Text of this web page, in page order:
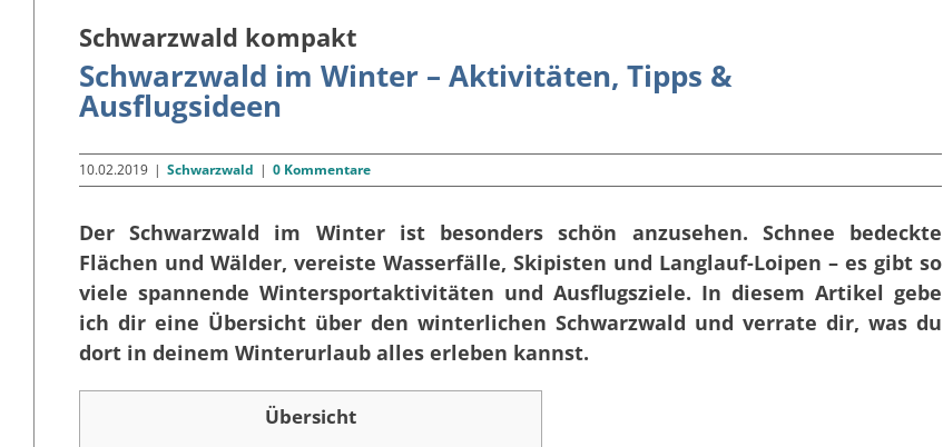
Schwarzwald kompakt
Schwarzwald im Winter – Aktivitäten, Tipps &
Ausflugsideen
10.02.2019 | Schwarzwald | 0 Kommentare
Der Schwarzwald im Winter ist besonders schön anzusehen. Schnee bedeckte
Flächen und Wälder, vereiste Wasserfälle, Skipisten und Langlauf-Loipen – es gibt so
viele spannende Wintersportaktivitäten und Ausflugsziele. In diesem Artikel gebe
ich dir eine Übersicht über den winterlichen Schwarzwald und verrate dir, was du
dort in deinem Winterurlaub alles erleben kannst.
Übersicht